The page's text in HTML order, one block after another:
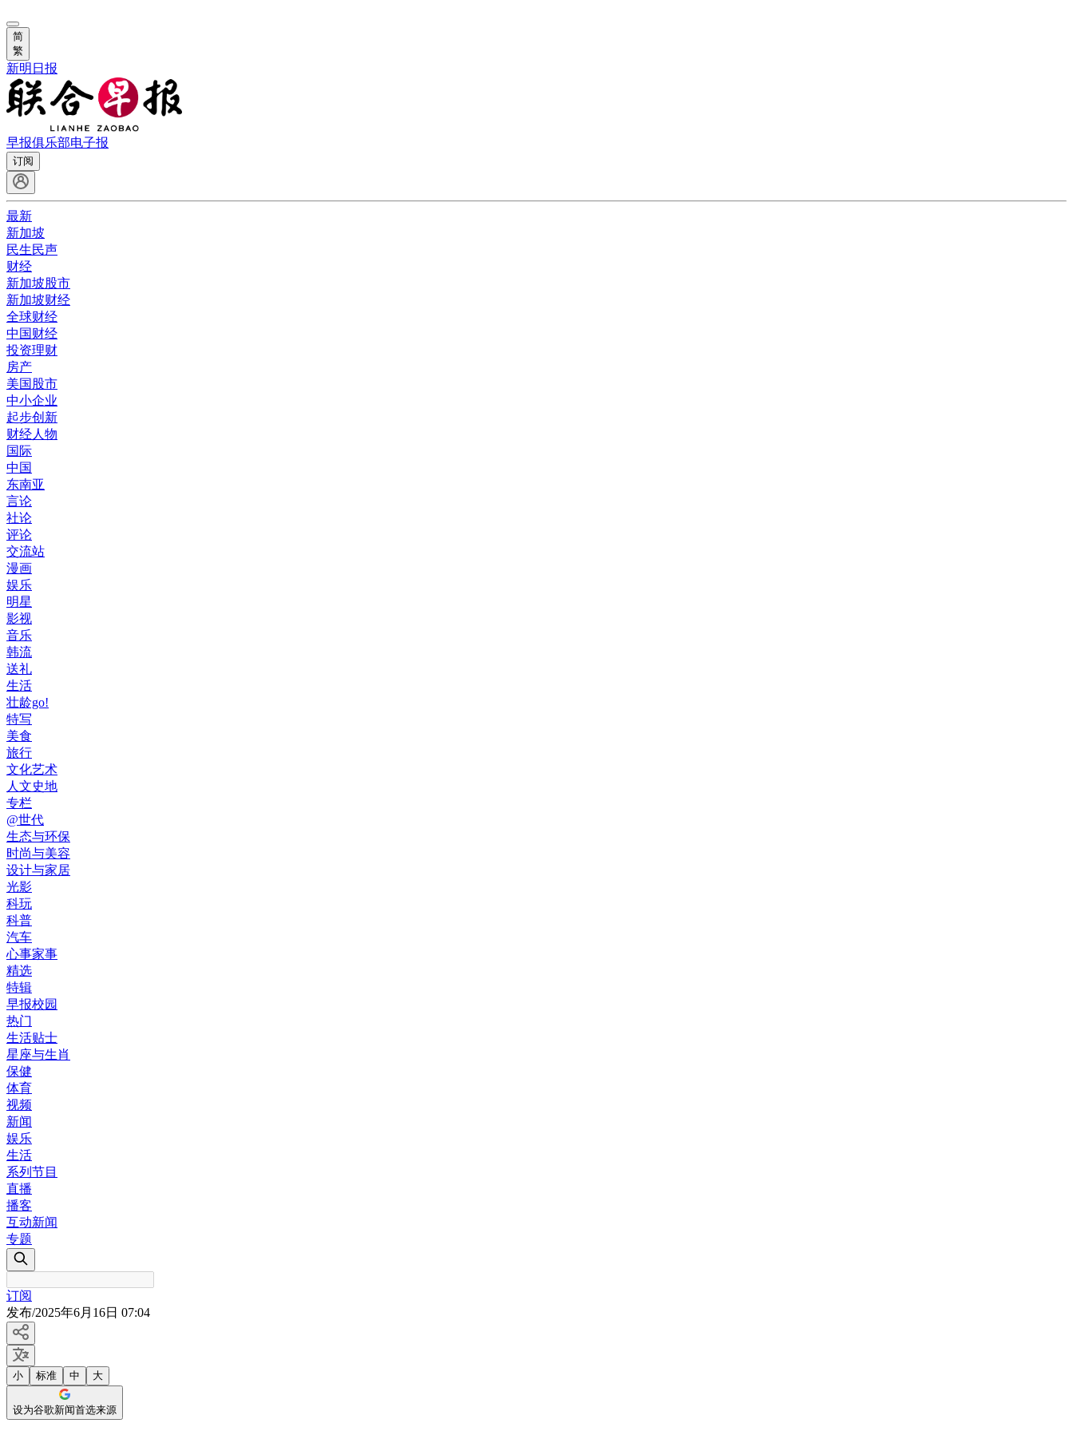
简
繁
新明日报
早报俱乐部电子报
订阅
最新
新加坡
民生民声
财经
新加坡股市
新加坡财经
全球财经
中国财经
投资理财
房产
美国股市
中小企业
起步创新
财经人物
国际
中国
东南亚
言论
社论
评论
交流站
漫画
娱乐
明星
影视
音乐
韩流
送礼
生活
壮龄go!
特写
美食
旅行
文化艺术
人文史地
专栏
@世代
生态与环保
时尚与美容
设计与家居
光影
科玩
科普
汽车
心事家事
精选
特辑
早报校园
热门
生活贴士
星座与生肖
保健
体育
视频
新闻
娱乐
生活
系列节目
直播
播客
互动新闻
专题
订阅
发布/2025年6月16日 07:04
小 标准 中 大
设为谷歌新闻首选来源